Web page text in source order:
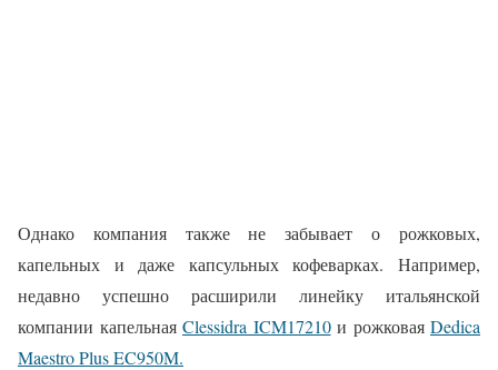
Однако компания также не забывает о рожковых,
капельных и даже капсульных кофеварках. Например,
недавно успешно расширили линейку итальянской
компании капельная Clessidra ICM17210и рожковая Dedica
Maestro Plus EC950M.